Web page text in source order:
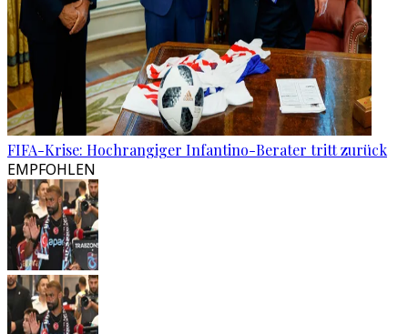
FIFA-Krise: Hochrangiger Infantino-Berater tritt zurück
EMPFOHLEN